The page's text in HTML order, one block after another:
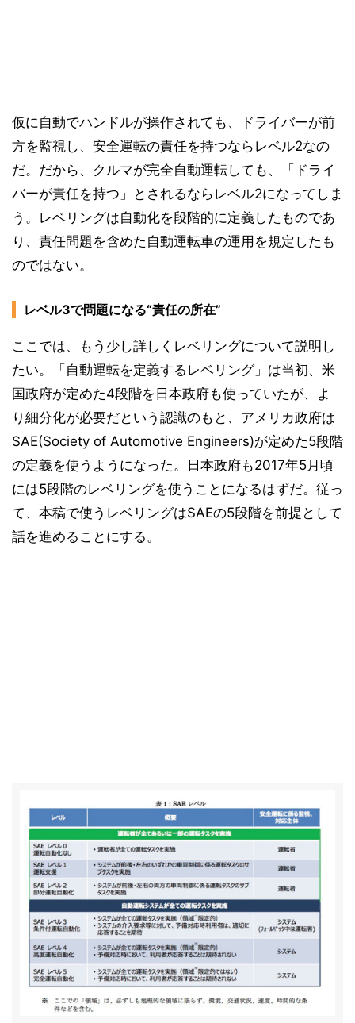
仮に自動でハンドルが操作されても、ドライバーが前
方を監視し、安全運転の責任を持つならレベル2なの
だ。だから、クルマが完全自動運転しても、「ドライ
バーが責任を持つ」とされるならレベル2になってしま
う。レベリングは自動化を段階的に定義したものであ
り、責任問題を含めた自動運転車の運用を規定したも
のではない。
レベル3で問題になる“責任の所在”
ここでは、もう少し詳しくレベリングについて説明し
たい。「自動運転を定義するレベリング」は当初、米
国政府が定めた4段階を日本政府も使っていたが、よ
り細分化が必要だという認識のもと、アメリカ政府は
SAE(Society of Automotive Engineers)が定めた5段階
の定義を使うようになった。日本政府も2017年5月頃
には5段階のレベリングを使うことになるはずだ。従っ
て、本稿で使うレベリングはSAEの5段階を前提として
話を進めることにする。